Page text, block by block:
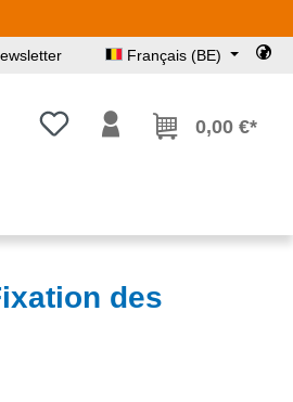
Français (BE)
Vous avez 0 articles dans votre
0,00 €*
des